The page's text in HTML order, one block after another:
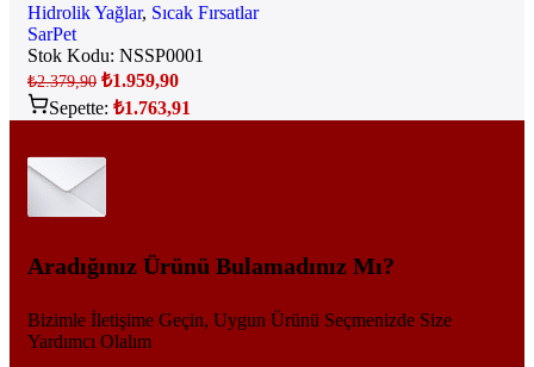
Hidrolik Yağlar, Sıcak Fırsatlar
SarPet
Stok Kodu: NSSP0001
₺2.379,90 ₺1.959,90
Sepette: ₺1.763,91
Aradığınız Ürünü Bulamadınız Mı?
Bizimle İletişime Geçin, Uygun Ürünü Seçmenizde Size
Yardımcı Olalım